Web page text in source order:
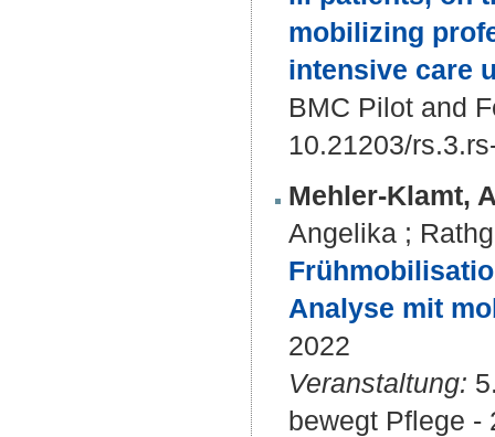
mobilizing
intensive care
BMC Pilot and
10.21203/
Mehler-Klamt,
Angelika ;
Analyse mit
2022
Veranstaltung:
bewegt Pflege -